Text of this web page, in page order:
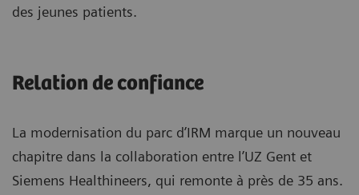
des jeunes patients.
Relation de confiance
La modernisation du parc d’IRM marque un nouveau
chapitre dans la collaboration entre l’UZ Gent et
Siemens Healthineers, qui remonte à près de 35 ans.